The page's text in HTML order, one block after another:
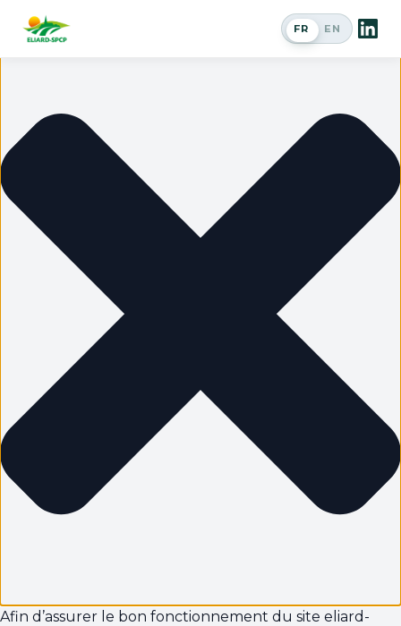
Gérer le consentement
Afin d’assurer le bon fonctionnement du site eliard-
FR EN
Passer en